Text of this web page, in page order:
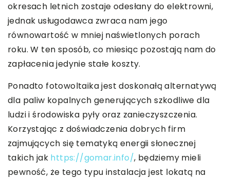
okresach letnich zostaje odesłany do elektrowni,
jednak usługodawca zwraca nam jego
równowartość w mniej naświetlonych porach
roku. W ten sposób, co miesiąc pozostają nam do
zapłacenia jedynie stałe koszty.
Ponadto fotowoltaika jest doskonałą alternatywą
dla paliw kopalnych generujących szkodliwe dla
ludzi i środowiska pyły oraz zanieczyszczenia.
Korzystając z doświadczenia dobrych firm
zajmujących się tematyką energii słonecznej
takich jak https://gomar.info/, będziemy mieli
pewność, że tego typu instalacja jest lokatą na